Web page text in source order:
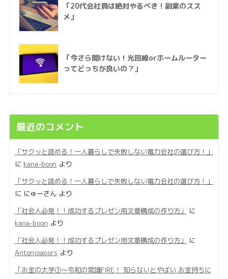
「20代会社員は絶対やるべき！副業のスス
メ」
「今さら聞けない！光回線orホームルーター
ってどっちが良いの？」
最近のコメント
「サクッと読める！一人暮らしで失敗しない電力会社の選び方！」
に kana-boon より
「サクッと読める！一人暮らしで失敗しない電力会社の選び方！」
に にゅーさんより
「社会人必見！！成功するプレゼン用文章構成の作り方」
に
kana-boon より
「社会人必見！！成功するプレゼン用文章構成の作り方」
に
Antonioapors より
「お金の大学①〜令和の常識FIRE！ 知らないとやばい お金持ちに